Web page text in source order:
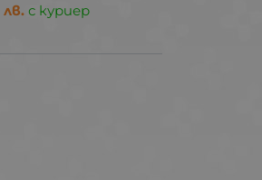
лв. с куриер